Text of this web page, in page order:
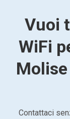
Vuoi
WiFi
Contattaci